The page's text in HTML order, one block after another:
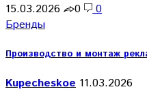
15.03.2026
0
0
Бренды
Производство и монтаж
Kupecheskoe 11.03.2026